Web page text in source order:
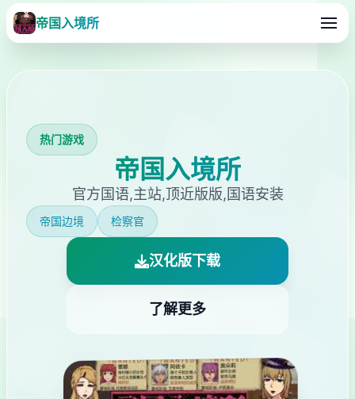
帝国入境所
热门游戏
帝国入境所
官方国语,主站,顶近版版,国语安装
帝国边境 检察官
汉化版下载
了解更多